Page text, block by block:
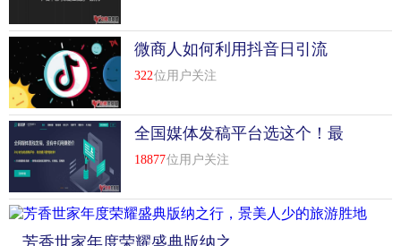
微商人如何利用抖音日引流
500+
322位用户关注
全国媒体发稿平台选这个！最
新推荐
18877位用户关注